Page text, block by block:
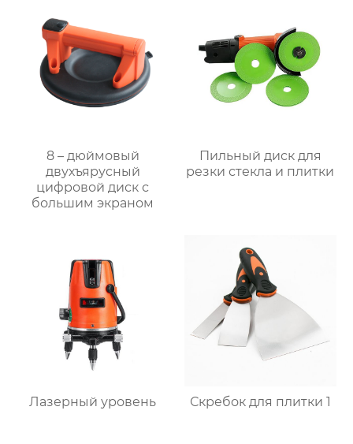
8 – дюймовый
двухъярусный
цифровой диск с
большим экраном
Пильный диск для
резки стекла и плитки
Лазерный уровень Скребок для плитки 1